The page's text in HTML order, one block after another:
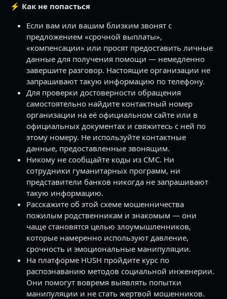
⚡️ Как не попасться
Если вам или вашим близким звонят с
предложением «срочной выплаты»,
«компенсации» или просят предоставить личные
данные для получения помощи — немедленно
завершите разговор. Настоящие организации не
запрашивают такую информацию по телефону.
Для проверки достоверности обращения
самостоятельно найдите контактный номер
организации на её официальном сайте или в
официальных документах и свяжитесь с ней по
этому номеру. Не используйте контактные
данные, предоставленные звонящим.
Никому не сообщайте коды из СМС. Ни
сотрудники гуманитарных программ, ни
представители банков никогда не запрашивают
такую информацию.
Расскажите об этой схеме мошенничества
пожилым родственникам и знакомым — они
чаще становятся целью злоумышленников,
которые намеренно используют давление,
срочность и эмоциональные манипуляции.
На платформе HUSH пройдите курс по
распознаванию методов социальной инженерии.
Они помогут вовремя выявлять попытки
манипуляции и не стать жертвой мошенников.